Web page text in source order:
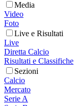
Media
Video
Foto
Live e Risultati
Live
Diretta Calcio
Risultati e Classifiche
Sezioni
Calcio
Mercato
Serie A